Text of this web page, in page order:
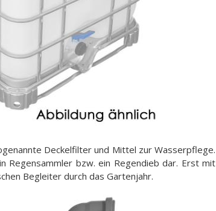
Deckelfilter und Mittel zur Wasserpflege.
Regensammler bzw. ein Regendieb dar. Erst mit
Begleiter durch das Gartenjahr.